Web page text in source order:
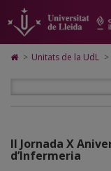
Activitats
Any
2007
pàgina
principal.
Lleida
contingut
principal
Mapa
Web.
Universitat
Cerca
Accessibilitat.
Universitat
Lleida
Icono
para
ir
página
de
inicio
> Unitats de la UdL >
II Jornada X
d’Infermeria